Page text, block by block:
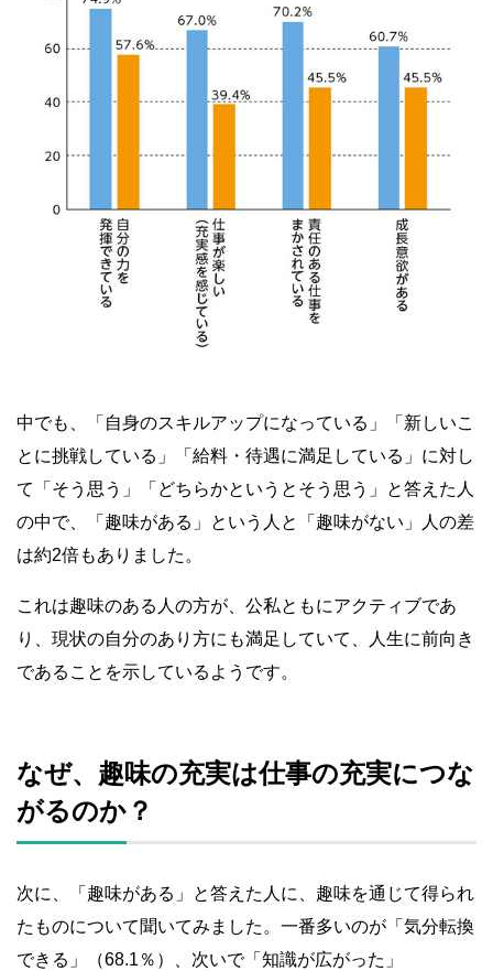
中でも、「自身のスキルアップになっている」「新しいこ
とに挑戦している」「給料・待遇に満足している」に対し
て「そう思う」「どちらかというとそう思う」と答えた人
の中で、「趣味がある」という人と「趣味がない」人の差
は約2倍もありました。
これは趣味のある人の方が、公私ともにアクティブであ
り、現状の自分のあり方にも満足していて、人生に前向き
であることを示しているようです。
なぜ、趣味の充実は仕事の充実につな
がるのか？
次に、「趣味がある」と答えた人に、趣味を通じて得られ
たものについて聞いてみました。一番多いのが「気分転換
できる」（68.1％）、次いで「知識が広がった」